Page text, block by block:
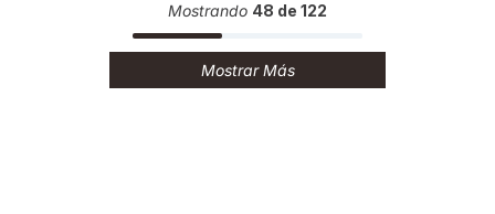
Mostrando 48 de 122
Mostrar Más